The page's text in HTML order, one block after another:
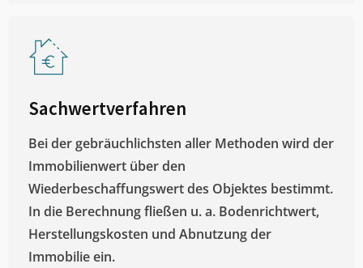
Sachwertverfahren
Bei der gebräuchlichsten aller Methoden wird der
Immobilienwert über den
Wiederbeschaffungswert des Objektes bestimmt.
In die Berechnung fließen u. a. Bodenrichtwert,
Herstellungskosten und Abnutzung der
Immobilie ein.